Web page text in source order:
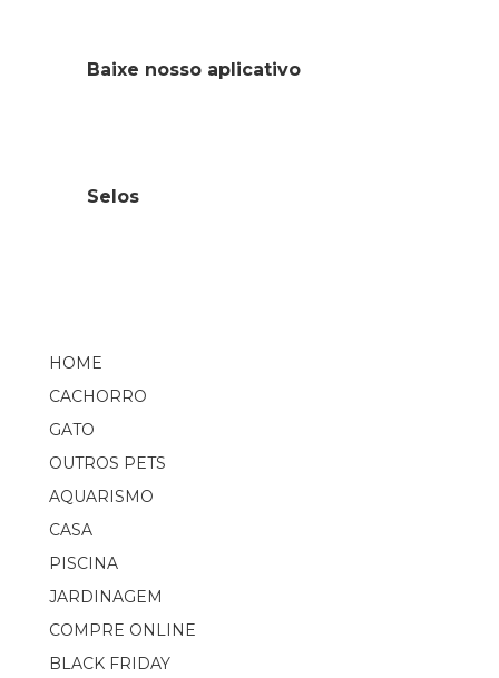
HOME
CACHORRO
GATO
OUTROS PETS
AQUARISMO
CASA
PISCINA
JARDINAGEM
COMPRE ONLINE
BLACK FRIDAY
Baixe nosso aplicativo
Selos